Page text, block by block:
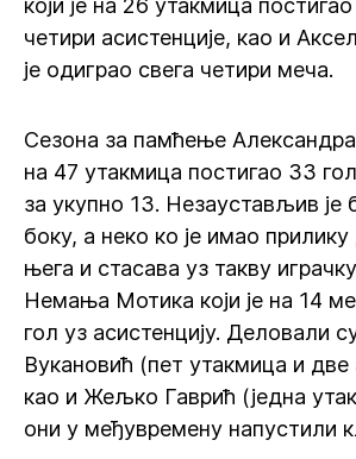
који је на 26 утакмица
четири асистенције, као и
је одиграо свега четири меча.
Сезона за памћење Александра
на 47 утакмица постигао 33
за укупно 13. Незаустављив је
боку, а неко ко је имао
њега и стасава уз такву
Немања Мотика који је на 14
гол уз асистенцију. Деловали
Вукановић (пет утакмица и две
као и Жељко Гаврић (једна
они у међувремену напустили